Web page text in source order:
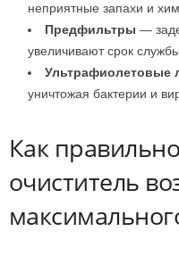
неприятные запахи и
Предфильтры —
увеличивают срок
Ультрафиолетовые
уничтожая бактерии и
Как
очиститель